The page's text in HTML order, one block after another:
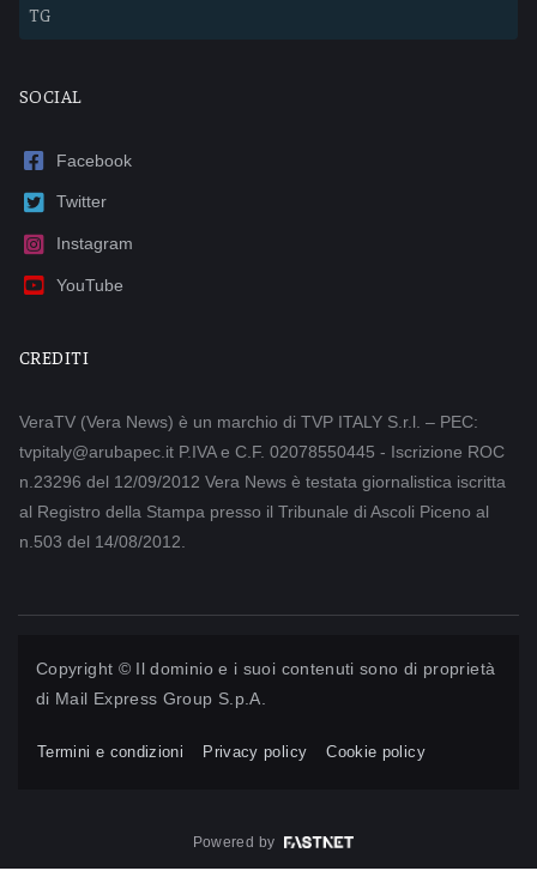
TG
SOCIAL
Facebook
Twitter
Instagram
YouTube
CREDITI
VeraTV (Vera News) è un marchio di TVP ITALY S.r.l. – PEC:
tvpitaly@arubapec.it P.IVA e C.F. 02078550445 - Iscrizione ROC
n.23296 del 12/09/2012 Vera News è testata giornalistica iscritta
al Registro della Stampa presso il Tribunale di Ascoli Piceno al
n.503 del 14/08/2012.
Copyright © Il dominio e i suoi contenuti sono di proprietà
di Mail Express Group S.p.A.
Termini e condizioni Privacy policy Cookie policy
Powered by